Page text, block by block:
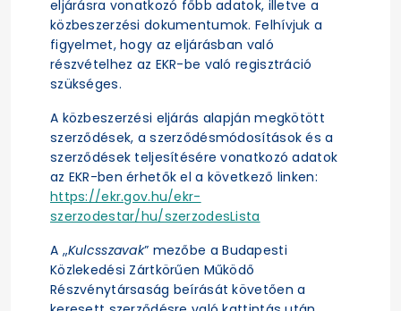
eljárásra vonatkozó főbb adatok, illetve a
közbeszerzési dokumentumok. Felhívjuk a
figyelmet, hogy az eljárásban való
részvételhez az EKR-be való regisztráció
szükséges.
A közbeszerzési eljárás alapján megkötött
szerződések, a szerződésmódosítások és a
szerződések teljesítésére vonatkozó adatok
az EKR-ben érhetők el a következő linken:
https://ekr.gov.hu/ekr-
szerzodestar/hu/szerzodesLista
A „Kulcsszavak” mezőbe a Budapesti
Közlekedési Zártkörűen Működő
Részvénytársaság beírását követően a